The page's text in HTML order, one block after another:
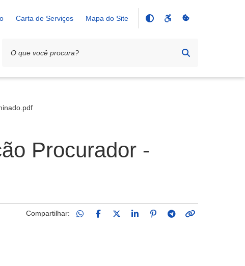
Carta de Serviços Mapa do Site
Procurador -
Compartilhar: